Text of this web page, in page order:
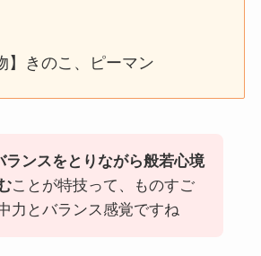
】きのこ、ピーマン
ランスをとりながら般若心境
ことが特技って、ものすご
力とバランス感覚ですね